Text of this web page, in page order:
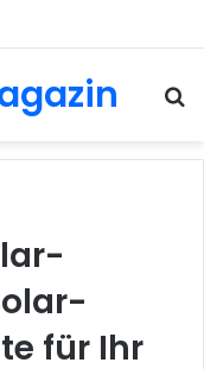
für Ihr